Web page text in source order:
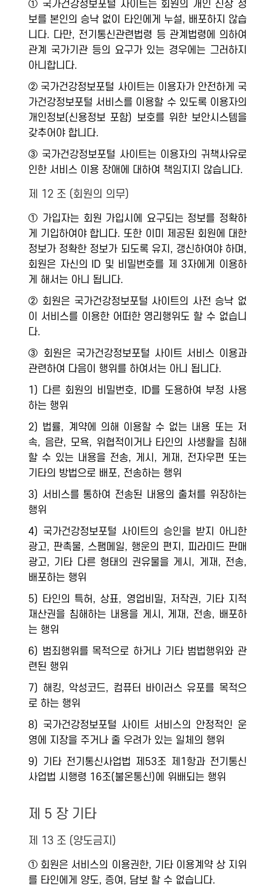
① 국가건강정보포털 사이트는 회원의 개인 신상 정
보를 본인의 승낙 없이 타인에게 누설, 배포하지 않습
니다. 다만, 전기통신관련법령 등 관계법령에 의하여
관계 국가기관 등의 요구가 있는 경우에는 그러하지
아니합니다.
② 국가건강정보포털 사이트는 이용자가 안전하게 국
가건강정보포털 서비스를 이용할 수 있도록 이용자의
개인정보(신용정보 포함) 보호를 위한 보안시스템을
갖추어야 합니다.
③ 국가건강정보포털 사이트는 이용자의 귀책사유로
인한 서비스 이용 장애에 대하여 책임지지 않습니다.
제 12 조 (회원의 의무)
① 가입자는 회원 가입시에 요구되는 정보를 정확하
게 기입하여야 합니다. 또한 이미 제공된 회원에 대한
정보가 정확한 정보가 되도록 유지, 갱신하여야 하며,
회원은 자신의 ID 및 비밀번호를 제 3자에게 이용하
게 해서는 아니 됩니다.
② 회원은 국가건강정보포털 사이트의 사전 승낙 없
이 서비스를 이용한 어떠한 영리행위도 할 수 없습니
다.
③ 회원은 국가건강정보포털 사이트 서비스 이용과
관련하여 다음이 행위를 하여서는 아니 됩니다.
1) 다른 회원의 비밀번호, ID를 도용하여 부정 사용
하는 행위
2) 법률, 계약에 의해 이용할 수 없는 내용 또는 저
속, 음란, 모욕, 위협적이거나 타인의 사생활을 침해
할 수 있는 내용을 전송, 게시, 게재, 전자우편 또는
기타의 방법으로 배포, 전송하는 행위
3) 서비스를 통하여 전송된 내용의 출처를 위장하는
행위
4) 국가건강정보포털 사이트의 승인을 받지 아니한
광고, 판촉물, 스팸메일, 행운의 편지, 피라미드 판매
광고, 기타 다른 형태의 권유물을 게시, 게재, 전송,
배포하는 행위
5) 타인의 특허, 상표, 영업비밀, 저작권, 기타 지적
재산권을 침해하는 내용을 게시, 게재, 전송, 배포하
는 행위
6) 범죄행위를 목적으로 하거나 기타 범법행위와 관
련된 행위
7) 해킹, 악성코드, 컴퓨터 바이러스 유포를 목적으
로 하는 행위
8) 국가건강정보포털 사이트 서비스의 안정적인 운
영에 지장을 주거나 줄 우려가 있는 일체의 행위
9) 기타 전기통신사업법 제53조 제1항과 전기통신
사업법 시행령 16조(불온통신)에 위배되는 행위
제 5 장 기타
제 13 조 (양도금지)
① 회원은 서비스의 이용권한, 기타 이용계약 상 지위
를 타인에게 양도, 증여, 담보 할 수 없습니다.